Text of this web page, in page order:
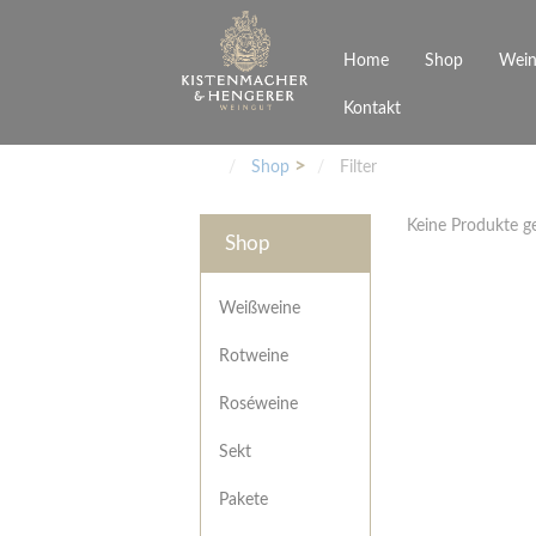
Home Shop
Weißweine
Roséweine
Junges Schwaben
Veranstaltungen
Kontakt
Shop Filter
Shop
Weißweine
Rotweine
Roséweine
Sekt
Pakete
Keine Produkte